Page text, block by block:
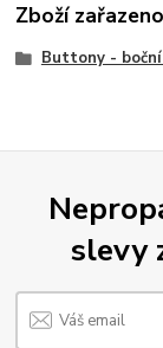
Zboží
Buttony - boční
slevy